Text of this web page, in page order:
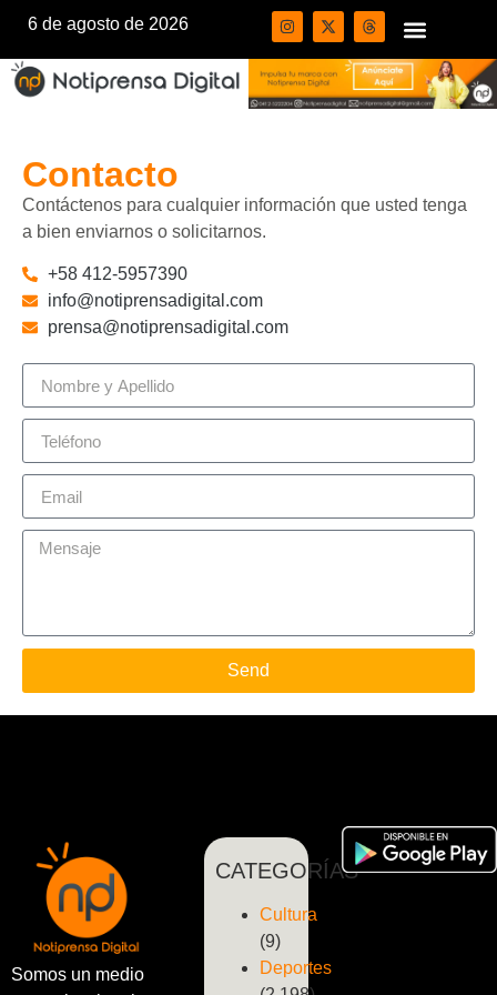
6 de agosto de 2026
Contacto
Contáctenos para cualquier información que usted tenga
a bien enviarnos o solicitarnos.
+58 412-5957390
info@notiprensadigital.com
prensa@notiprensadigital.com
Send
Somos un medio
CATEGORÍAS
Cultura
(9)
Deportes